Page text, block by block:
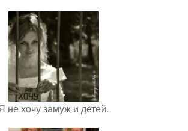
не хочу замуж и детей.